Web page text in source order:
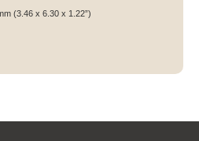
(3.46 x 6.30 x 1.22”)